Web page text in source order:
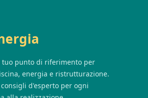
tuo punto di riferimento per
energia e ristrutturazione.
d'esperto per ogni